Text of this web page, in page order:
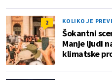
2 KOLIKO JE
Šokantni
Manje ljudi
klimatske